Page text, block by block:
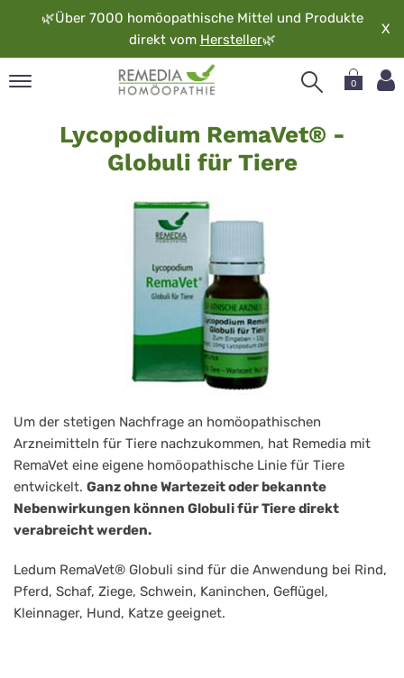
🌿Über 7000 homöopathische Mittel und Produkte
direkt vom Hersteller🌿
X
0
Lycopodium
Lycopodium RemaVet® -
Globuli für Tiere
Um der stetigen Nachfrage an homöopathischen
Arzneimitteln für Tiere nachzukommen, hat Remedia mit
RemaVet eine eigene homöopathische Linie für Tiere
entwickelt. Ganz ohne Wartezeit oder bekannte
Nebenwirkungen können Globuli für Tiere direkt
verabreicht werden.
Ledum RemaVet® Globuli sind für die Anwendung bei Rind,
Pferd, Schaf, Ziege, Schwein, Kaninchen, Geflügel,
Kleinnager, Hund, Katze geeignet.